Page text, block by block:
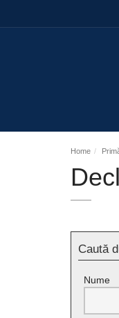
Home
Caută
Nume